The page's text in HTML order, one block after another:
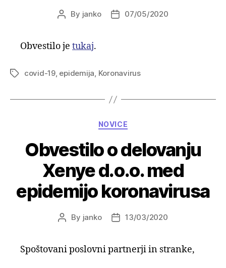
Post
By janko
Post07/05/2020
Obvestilo je tukaj.
Tagscovid-19, epidemija, Koronavirus
Categories
NOVICE
Obvestilo o delovanju
Xenye d.o.o. med
epidemijo koronavirusa
Post
By janko
Post13/03/2020
Spoštovani poslovni partnerji in stranke,